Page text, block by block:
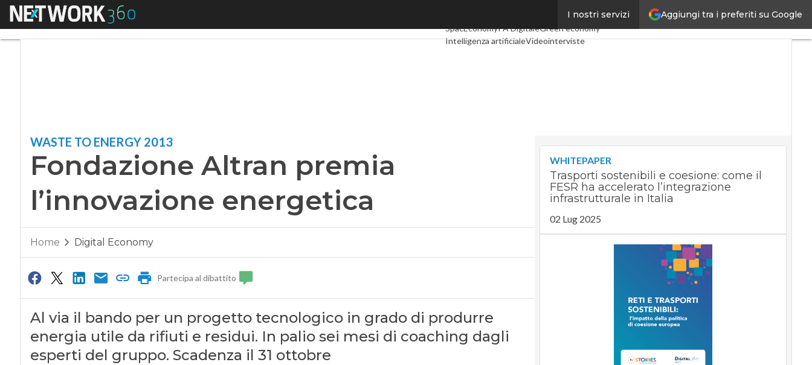
Aggiungi tra i preferiti su Google
I nostri servizi
Menu TelcoIndustria 4.0
SpacEconomyPA DigitaleGreen economy
Intelligenza artificialeVideointerviste
WASTE TO ENERGY 2013
Fondazione Altran premia
l’innovazione energetica
Home Digital Economy
Partecipa al dibattito
Al via il bando per un progetto tecnologico in grado di produrre
energia utile da rifiuti e residui. In palio sei mesi di coaching dagli
esperti del gruppo. Scadenza il 31 ottobre
WHITEPAPER
Trasporti sostenibili e coesione: come il
FESR ha accelerato l’integrazione
infrastrutturale in Italia
02 Lug 2025